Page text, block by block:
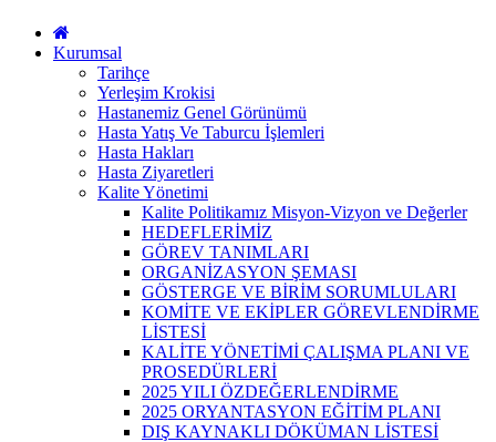
Kurumsal
Tarihçe
Yerleşim Krokisi
Hastanemiz Genel Görünümü
Hasta Yatış Ve Taburcu İşlemleri
Hasta Hakları
Hasta Ziyaretleri
Kalite Yönetimi
Kalite Politikamız Misyon-Vizyon ve Değerler
HEDEFLERİMİZ
GÖREV TANIMLARI
ORGANİZASYON ŞEMASI
GÖSTERGE VE BİRİM SORUMLULARI
KOMİTE VE EKİPLER GÖREVLENDİRME
LİSTESİ
KALİTE YÖNETİMİ ÇALIŞMA PLANI VE
PROSEDÜRLERİ
2025 YILI ÖZDEĞERLENDİRME
2025 ORYANTASYON EĞİTİM PLANI
DIŞ KAYNAKLI DÖKÜMAN LİSTESİ